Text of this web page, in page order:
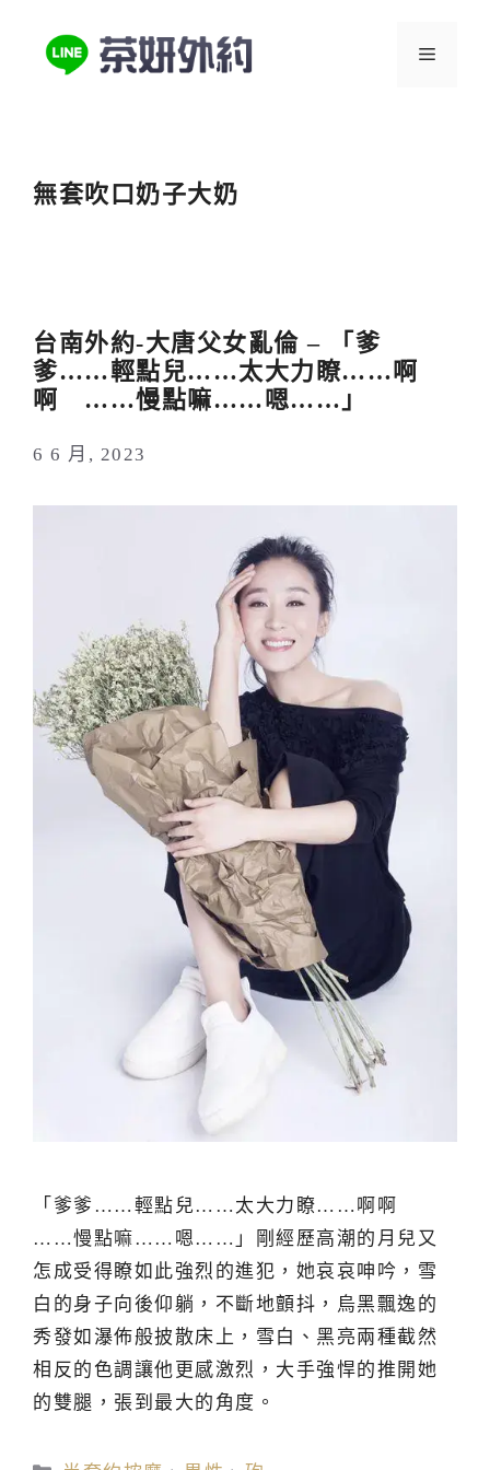
選
無套吹口奶子大奶
台南外約-大唐父女亂倫 – 「爹
爹……輕點兒……太大力瞭……啊
啊 ……慢點嘛……嗯……」
6 6 月, 2023
「爹爹……輕點兒……太大力瞭……啊啊
……慢點嘛……嗯……」剛經歷高潮的月兒又
怎成受得瞭如此強烈的進犯，她哀哀呻吟，雪
白的身子向後仰躺，不斷地顫抖，烏黑飄逸的
秀發如瀑佈般披散床上，雪白、黑亮兩種截然
相反的色調讓他更感激烈，大手強悍的推開她
的雙腿，張到最大的角度。